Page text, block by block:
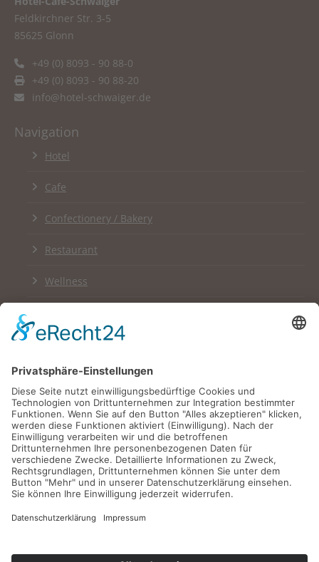
Feldkirchner Str. 3-5
85625 Glonn
+49 (0) 8093 - 90 88-0
+49 (0) 8093 - 90 88-20
info@hotel-schwaiger.de
Navigation
Hotel
Cafe
Confectionery / Bakery
Restaurant
Wellness
Links
Datenschutzerklärung
Newsletter
English Version